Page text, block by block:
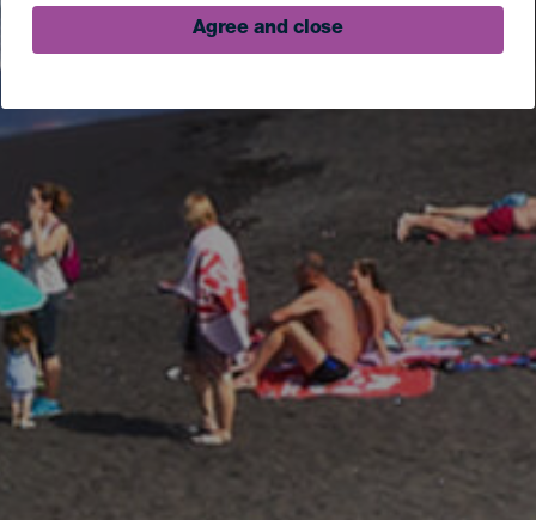
Agree and close